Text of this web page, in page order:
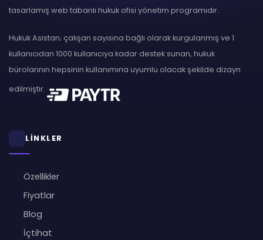
tasarlamış web tabanlı hukuk ofisi yönetim programıdır.
Hukuk Asistan; çalışan sayısına bağlı olarak kurgulanmış ve 1
kullanıcıdan 1000 kullanıcıya kadar destek sunan, hukuk
bürolarının hepsinin kullanımına uyumlu olacak şekilde dizayn
edilmiştir.
LİNKLER
Özellikler
Fiyatlar
Blog
İçtihat